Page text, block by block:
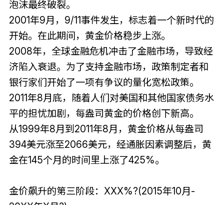
泡沫最终破裂。
2001年9月，9/11事件发生，标志着一个新时代的
开始。在此期间，黄金价格稳步上涨。
2008年，全球金融危机冲击了金融市场，导致经
济陷入衰退。为了支持金融市场，政策制定者和
银行家们开始了一项有争议的量化宽松政策。
2011年8月底，随着人们对美国和其他国家债务水
平的担忧加剧，每盎司黄金的价格创下新高。
从1999年8月到2011年8月，黄金价格从每盎司
394美元涨至2066美元，经通胀因素调整后，黄
金在145个月的时间里上涨了425%。
金价飙升的第三阶段：XXX%?(2015年10月-